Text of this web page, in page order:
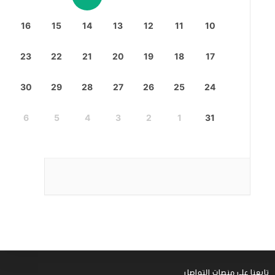
10
11
12
13
14
15
16
17
18
19
20
21
22
23
24
25
26
27
28
29
30
31
1
2
3
4
5
6